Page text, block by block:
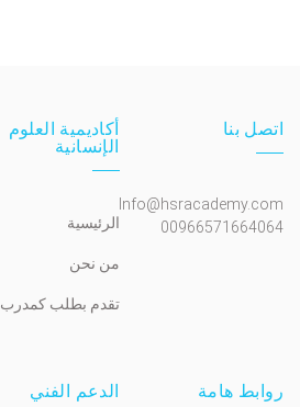
اتصل بنا
Info@hsracademy.com
00966571664064
أكاديمية العلوم
الإنسانية
الرئيسية
من نحن
تقدم بطلب كمدرب
روابط هامة الدعم الفني